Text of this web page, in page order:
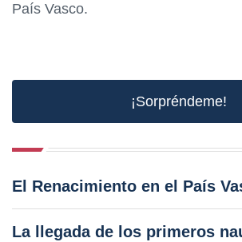
País Vasco.
¡Sorpréndeme!
El Renacimiento en el País
La llegada de los primeros